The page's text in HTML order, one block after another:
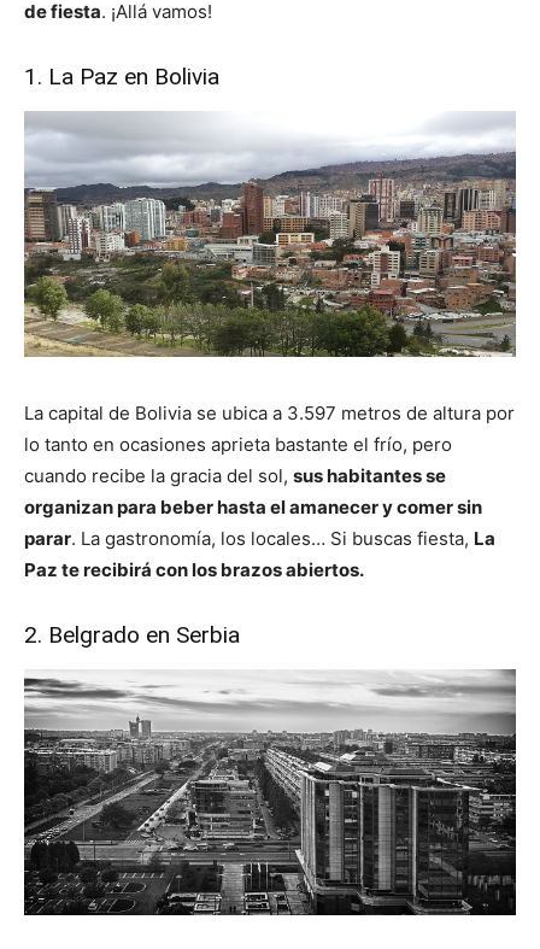
de fiesta. ¡Allá vamos!
1. La Paz en Bolivia
La capital de Bolivia se ubica a 3.597 metros de altura por
lo tanto en ocasiones aprieta bastante el frío, pero
cuando recibe la gracia del sol, sus habitantes se
organizan para beber hasta el amanecer y comer sin
parar. La gastronomía, los locales… Si buscas fiesta, La
Paz te recibirá con los brazos abiertos.
2. Belgrado en Serbia